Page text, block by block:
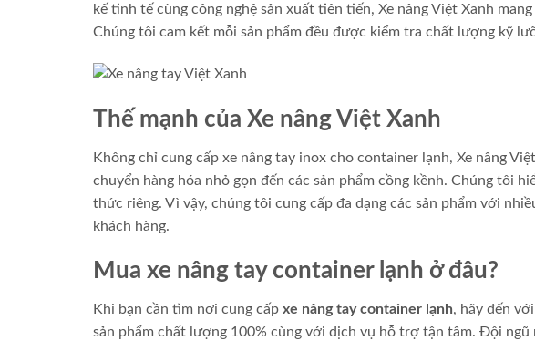
kế tinh tế cùng công nghệ sản xuất tiên tiến, Xe nâng Việt Xanh
Chúng tôi cam kết mỗi sản phẩm đều được kiểm tra chất lượng kỹ
Thế mạnh của Xe nâng Việt Xanh
Không chỉ cung cấp xe nâng tay inox cho container lạnh, Xe nâng
chuyển hàng hóa nhỏ gọn đến các sản phẩm cồng kềnh. Chúng tôi
thức riêng. Vì vậy, chúng tôi cung cấp đa dạng các sản phẩm với
khách hàng.
Mua xe nâng tay container lạnh ở đâu?
Khi bạn cần tìm nơi cung cấp xe nâng tay container lạnh, hãy đến với
sản phẩm chất lượng 100% cùng với dịch vụ hỗ trợ tận tâm. Đội